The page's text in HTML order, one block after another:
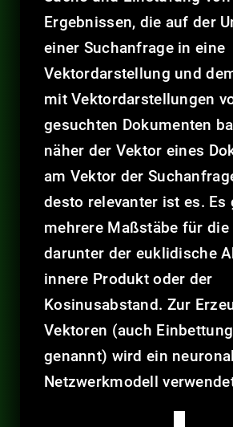
Ergebnissen, die auf der
einer Suchanfrage in eine
Vektordarstellung und
mit Vektordarstellungen
gesuchten Dokumenten
näher der Vektor eines
am Vektor der
desto relevanter ist es. Es
mehrere Maßstäbe für die
darunter der euklidische
innere Produkt oder der
Kosinusabstand. Zur
Vektoren (auch
genannt) wird ein
Netzwerkmodell